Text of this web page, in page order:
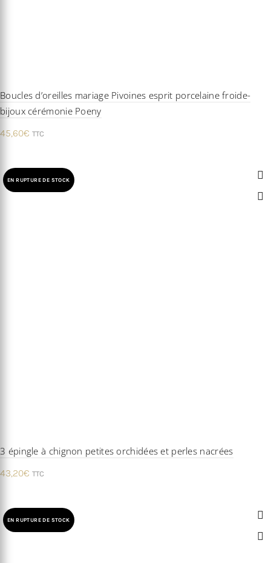
Boucles d’oreilles mariage Pivoines esprit porcelaine froide-
bijoux cérémonie Poeny
45,60€ TTC
EN RUPTURE DE STOCK
3 épingle à chignon petites orchidées et perles nacrées
43,20€ TTC
EN RUPTURE DE STOCK